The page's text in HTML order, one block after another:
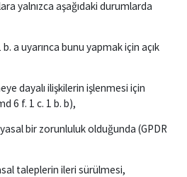
yalnızca aşağıdaki durumlarda
b. a uyarınca bunu yapmak için açık
dayalı ilişkilerin işlenmesi için
6 f. 1 c. 1 b. b),
bir zorunluluk olduğunda (GPDR
taleplerin ileri sürülmesi,